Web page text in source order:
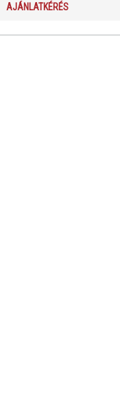
AJÁNLATKÉRÉS